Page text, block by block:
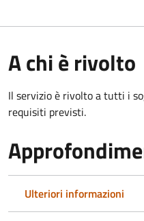
A chi è rivolto
Il servizio è rivolto a tutti i
requisiti previsti.
Ulteriori informazioni